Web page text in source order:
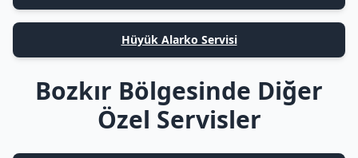
Hüyük Alarko Servisi
Bozkır Bölgesinde Diğer
Özel Servisler